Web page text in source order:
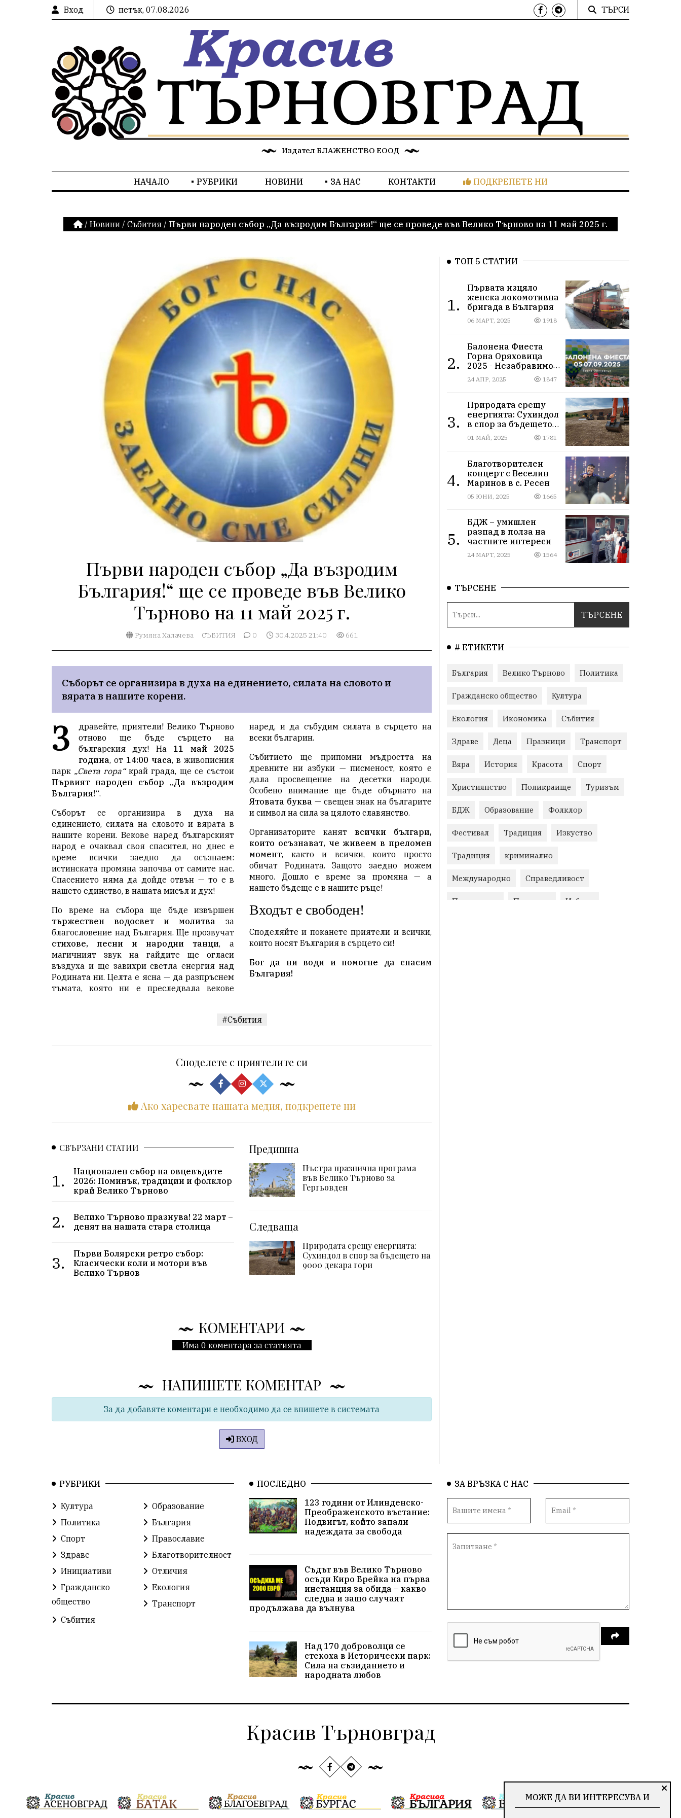
Вход петък, 07.08.2026 ТЪРСИ
Издател БЛАЖЕНСТВО ЕООД
НАЧАЛО РУБРИКИ НОВИНИ ЗА НАС КОНТАКТИ ПОДКРЕПЕТЕ НИ
/ Новини / Събития / Първи народен събор „Да възродим България!“ ще се проведе във Велико Търново на 11 май 2025 г.
Първи народен събор „Да възродим
България!“ ще се проведе във Велико
Търново на 11 май 2025 г.
Румяна Халачева СЪБИТИЯ 0 30.4.2025 21:40 661
Съборът се организира в духа на единението, силата на словото и
вярата в нашите корени.
З
дравейте, приятели! Велико Търново
отново ще бъде сърцето на
българския дух! На 11 май 2025
година, от 14:00 часа, в живописния
парк „Света гора“край града, ще се състои
Първият народен събор „Да възродим
България!“.
Съборът се организира в духа на
единението, силата на словото и вярата в
нашите корени. Векове наред българският
народ е очаквал своя спасител, но днес е
време всички заедно да осъзнаем:
истинската промяна започва от самите нас.
Спасението няма да дойде отвън — то е в
нашето единство, в нашата мисъл и дух!
По време на събора ще бъде извършен
тържествен водосвет и молитва за
благословение над България. Ще прозвучат
стихове, песни и народни танци, а
магичният звук на гайдите ще огласи
въздуха и ще завихри светла енергия над
Родината ни. Целта е ясна — да разпръснем
тъмата, която ни е преследвала векове
наред, и да събудим силата в сърцето на
всеки българин.
Събитието ще припомни мъдростта на
древните ни азбуки — писменост, която е
дала просвещение на десетки народи.
Особено внимание ще бъде обърнато на
Ятовата буква — свещен знак на българите
и символ на сила за цялото славянство.
Организаторите канят всички българи,
които осъзнават, че живеем в преломен
момент, както и всички, които просто
обичат Родината. Защото заедно можем
много. Дошло е време за промяна — а
нашето бъдеще е в нашите ръце!
Входът е свободен!
Споделяйте и поканете приятели и всички,
които носят България в сърцето си!
Бог да ни води и помогне да спасим
България!
#Събития
Споделете с приятелите си
Ако харесвате нашата медия, подкрепете ни
СВЪРЗАНИ СТАТИИ
1.
Национален събор на овцевъдите
2026: Поминък, традиции и фолклор
край Велико Търново
2.
Велико Търново празнува! 22 март –
денят на нашата стара столица
3.
Първи Болярски ретро събор:
Класически коли и мотори във
Велико Търнов
Предишна
Пъстра празнична програма
във Велико Търново за
Гергьовден
Следваща
Природата срещу енергията:
Сухиндол в спор за бъдещето на
9000 декара гори
КОМЕНТАРИ
Има 0 коментара за статията
НАПИШЕТЕ КОМЕНТАР
За да добавяте коментари е необходимо да се впишете в системата
ВХОД
МОЖЕ ДА ВИ ИНТЕРЕСУВА И
ТОП 5 СТАТИИ
1.
Първата изцяло
женска локомотивна
бригада в България
06 МАРТ, 2025 1918
2.
Балонена Фиеста
Горна Оряховица
2025 - Незабравимо
изживяване сред
небесните простори
24 АПР, 2025 1847
3.
Природата срещу
енергията: Сухиндол
в спор за бъдещето
на 9000 декара гори
01 МАЙ, 2025 1781
4.
Благотворителен
концерт с Веселин
Маринов в с. Ресен
05 ЮНИ, 2025 1665
5.
БДЖ – умишлен
разпад в полза на
частните интереси
24 МАРТ, 2025 1564
ТЪРСЕНЕ
# ЕТИКЕТИ
България Велико Търново Политика
Гражданско общество Култура
Екология Икономика Събития
Здраве Деца Празници Транспорт
Вяра История Красота Спорт
Християнство Поликраище Туризъм
БДЖ Образование Фолклор
Фестивал Традиция Изкуство
Традиция криминално
Международно Справедливост
Правосъдие Протести Избори
РУБРИКИ
Култура
Образование
Политика
България
Спорт
Православие
Здраве
Благотворителност
Инициативи
Отличия
Гражданско
общество
Екология
Транспорт
Събития
ПОСЛЕДНО
123 години от Илинденско-
Преображенското въстание:
Подвигът, който запали
надеждата за свобода
Съдът във Велико Търново
осъди Киро Брейка на първа
инстанция за обида – какво
следва и защо случаят
продължава да вълнува
Над 170 доброволци се
стекоха в Исторически парк:
Сила на съзиданието и
народната любов
ЗА ВРЪЗКА С НАС
Красив Търновград